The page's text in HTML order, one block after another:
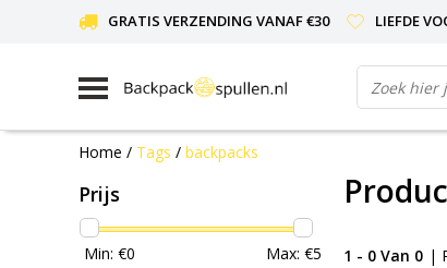
GRATIS VERZENDING VANAF €30 LIEFDE
Home / Tags / backpacks
Prijs
Min: €0 Max: €5 1 - 0 Van 0 |